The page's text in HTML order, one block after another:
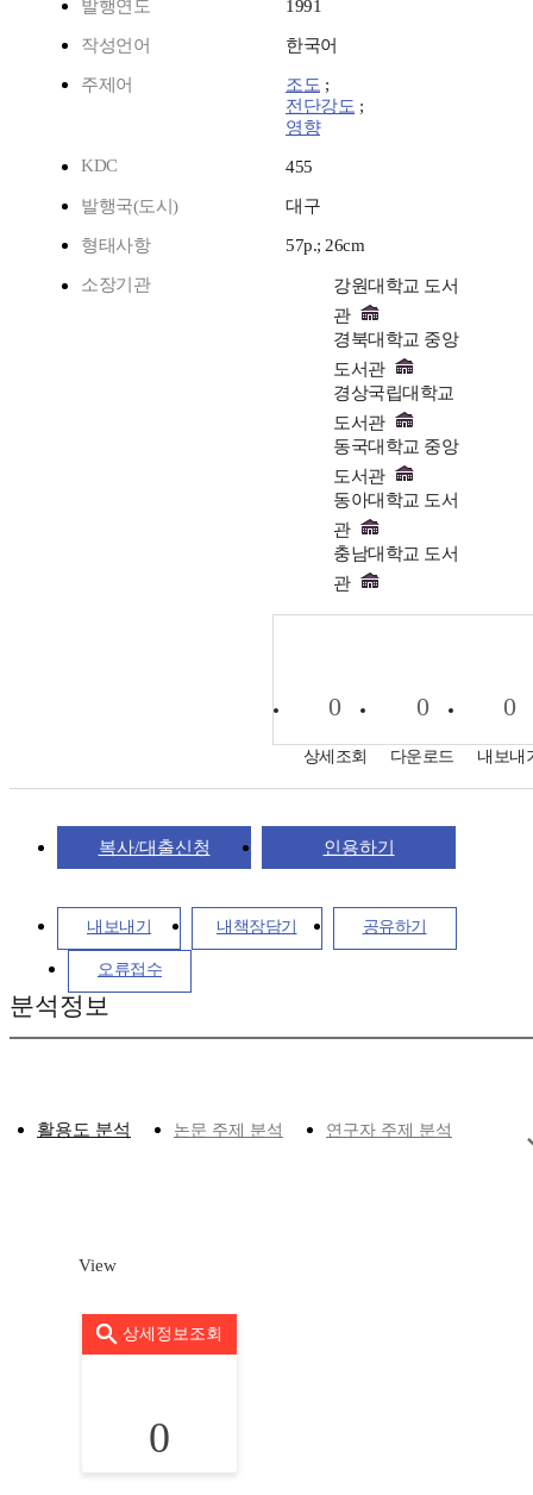
발행연도 1991
작성언어 한국어
주제어 조도 ;
전단강도 ;
영향
KDC
455
발행국(도시) 대구
형태사항 57p.; 26cm
소장기관
강원대학교 도서
관
경북대학교 중앙
도서관
경상국립대학교
도서관
동국대학교 중앙
도서관
동아대학교 도서
관
충남대학교 도서
관
0
상세조회
0
다운로드
0
내보내
복사/대출신청 인용하기
내보내기 내책장담기 공유하기
오류접수
분석정보
활용도 분석 논문 주제 분석 연구자 주제 분석
View
상세정보조회
0